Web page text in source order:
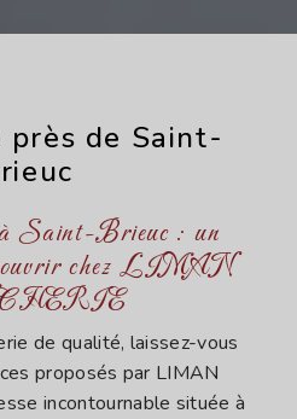
près de Saint-
Saint-Brieuc : un
chez LIMAN
de qualité, laissez-vous
proposés par LIMAN
incontournable située à